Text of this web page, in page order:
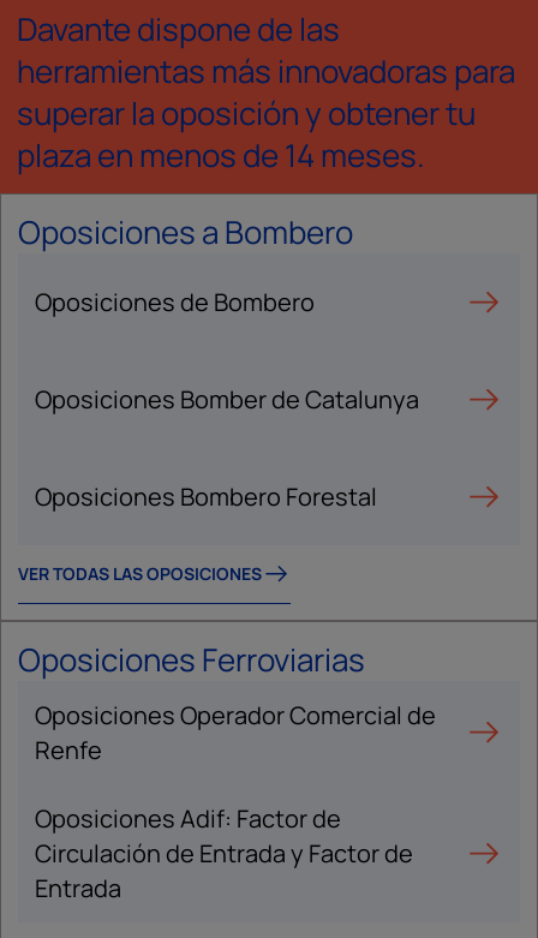
Davante dispone de las
herramientas más innovadoras para
superar la oposición y obtener tu
plaza en menos de 14 meses.
Oposiciones a Bombero
Oposiciones de Bombero
Oposiciones Bomber de Catalunya
Oposiciones Bombero Forestal
VER TODAS LAS OPOSICIONES
Oposiciones Ferroviarias
Oposiciones Operador Comercial de
Renfe
Oposiciones Adif: Factor de
Circulación de Entrada y Factor de
Entrada